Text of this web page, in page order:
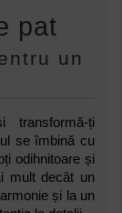
pat
un
transformă-ți
se îmbină cu
odihnitoare și
mult decât un
și la un